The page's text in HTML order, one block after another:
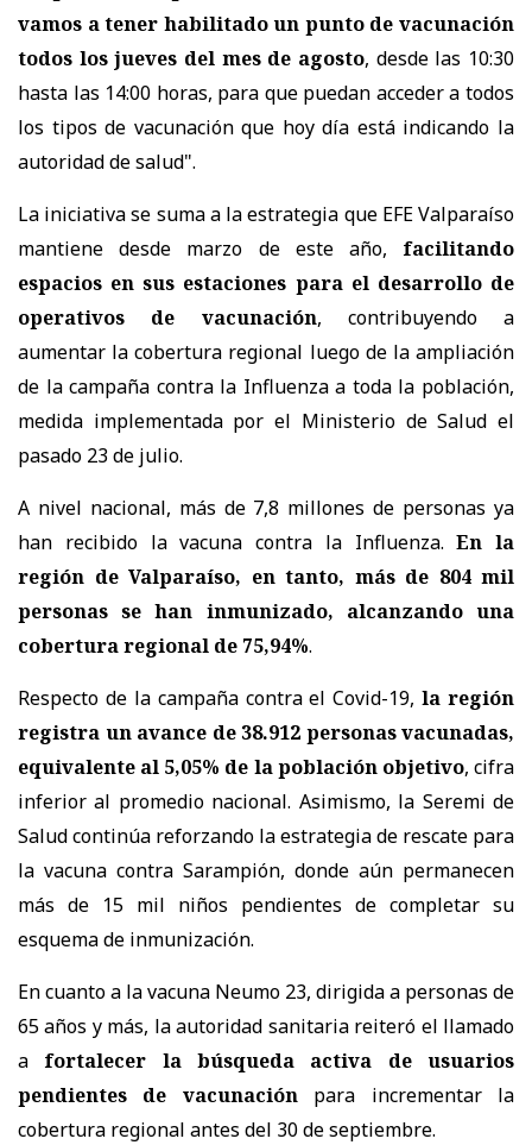
vamos a tener habilitado un punto de vacunación
todos los jueves del mes de agosto, desde las 10:30
hasta las 14:00 horas, para que puedan acceder a todos
los tipos de vacunación que hoy día está indicando la
autoridad de salud".
La iniciativa se suma a la estrategia que EFE Valparaíso
mantiene desde marzo de este año,
facilitando
espacios en sus estaciones para el desarrollo de
operativos de vacunación, contribuyendo a
aumentar la cobertura regional luego de la ampliación
de la campaña contra la Influenza a toda la población,
medida implementada por el Ministerio de Salud el
pasado 23 de julio.
A nivel nacional, más de 7,8 millones de personas ya
han recibido la vacuna contra la Influenza. En la
región de Valparaíso, en tanto, más de 804 mil
personas se han inmunizado, alcanzando una
cobertura regional de 75,94%.
Respecto de la campaña contra el Covid-19, la región
registra un avance de 38.912 personas vacunadas,
equivalente al 5,05% de la población objetivo, cifra
inferior al promedio nacional. Asimismo, la Seremi de
Salud continúa reforzando la estrategia de rescate para
la vacuna contra Sarampión, donde aún permanecen
más de 15 mil niños pendientes de completar su
esquema de inmunización.
En cuanto a la vacuna Neumo 23, dirigida a personas de
65 años y más, la autoridad sanitaria reiteró el llamado
a
fortalecer la búsqueda activa de usuarios
pendientes de vacunación
para incrementar la
cobertura regional antes del 30 de septiembre.